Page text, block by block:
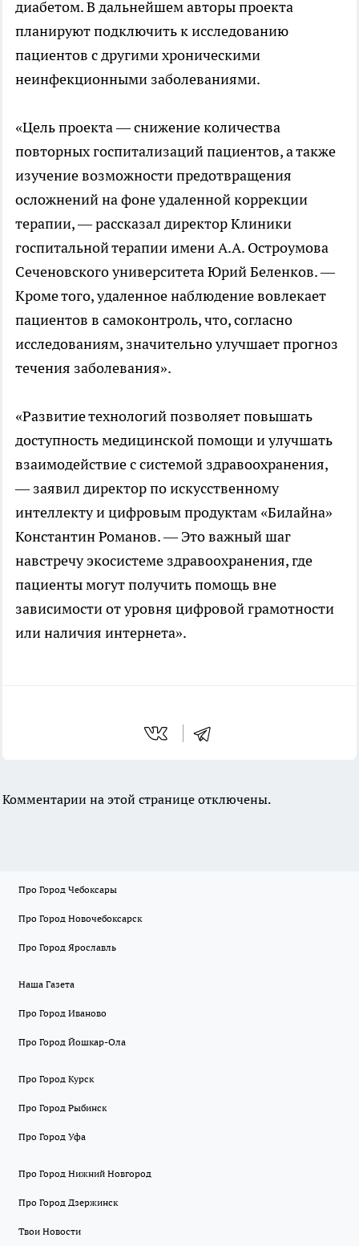
диабетом. В дальнейшем авторы проекта
планируют подключить к исследованию
пациентов с другими хроническими
неинфекционными заболеваниями.
«Цель проекта — снижение количества
повторных госпитализаций пациентов, а также
изучение возможности предотвращения
осложнений на фоне удаленной коррекции
терапии, — рассказал директор Клиники
госпитальной терапии имени А.А. Остроумова
Сеченовского университета Юрий Беленков. —
Кроме того, удаленное наблюдение вовлекает
пациентов в самоконтроль, что, согласно
исследованиям, значительно улучшает прогноз
течения заболевания».
«Развитие технологий позволяет повышать
доступность медицинской помощи и улучшать
взаимодействие с системой здравоохранения,
— заявил директор по искусственному
интеллекту и цифровым продуктам «Билайна»
Константин Романов. — Это важный шаг
навстречу экосистеме здравоохранения, где
пациенты могут получить помощь вне
зависимости от уровня цифровой грамотности
или наличия интернета».
Комментарии на этой странице отключены.
Про Город Чебоксары
Про Город Новочебоксарск
Про Город Ярославль
Наша Газета
Про Город Иваново
Про Город Йошкар-Ола
Про Город Курск
Про Город Рыбинск
Про Город Уфа
Про Город Нижний Новгород
Про Город Дзержинск
Твои Новости